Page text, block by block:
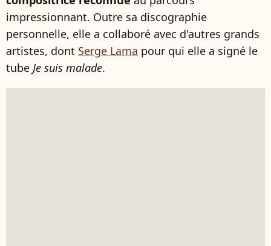
impressionnant. Outre sa discographie
personnelle, elle a collaboré avec d'autres grands
artistes, dont Serge Lama pour qui elle a signé le
tube Je suis malade.